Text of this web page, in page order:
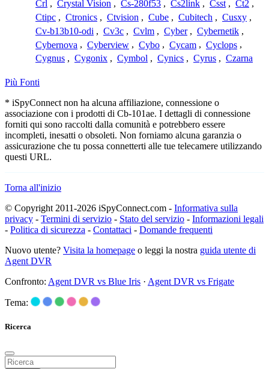
Crl , Crystal Vision , Cs-280f53 , Cs2link , Csst , Ct2 ,
Ctipc , Ctronics , Ctvision , Cube , Cubitech , Cusxy ,
Cv-b13b10-odi , Cv3c , Cvlm , Cyber , Cybernetik ,
Cybernova , Cyberview , Cybo , Cycam , Cyclops ,
Cygnus , Cygonix , Cymbol , Cynics , Cyrus , Czarna
Più Fonti
* iSpyConnect non ha alcuna affiliazione, connessione o
associazione con i prodotti di Cb-101ae. I dettagli di connessione
forniti qui sono raccolti dalla comunità e potrebbero essere
incompleti, inesatti o obsoleti. Non forniamo alcuna garanzia o
assicurazione che tu possa connetterti alle tue telecamere utilizzando
questi URL.
Torna all'inizio
© Copyright 2011-2026 iSpyConnect.com - Informativa sulla
privacy - Termini di servizio - Stato del servizio - Informazioni legali
- Politica di sicurezza - Contattaci - Domande frequenti
Nuovo utente? Visita la homepage o leggi la nostra guida utente di
Agent DVR
Confronto: Agent DVR vs Blue Iris · Agent DVR vs Frigate
Tema:
Ricerca